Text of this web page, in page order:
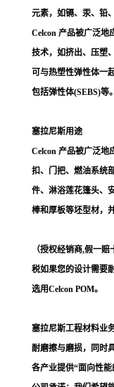
元素，如镉、汞、铅
Celcon 产品被广泛地
技术，如挤出、压塑
可与热塑性弹性体一
包括弹性体(SEBS)等。
塞拉尼斯用途
Celcon 产品被广泛地
扣、门把、燃油系统
件、淋浴莲花篷头、
棒和厚板等坯型材，
（授权经销商,假一
税如果您的设计需要
选用Celcon POM。
塞拉尼斯工程材料业
耐磨擦与磨损，同时
各产业提供“面向性